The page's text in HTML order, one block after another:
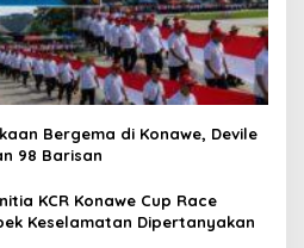
Bergema di Konawe, Devile
98 Barisan
KCR Konawe Cup Race
Keselamatan Dipertanyakan